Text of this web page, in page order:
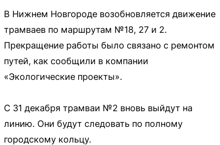
В Нижнем Новгороде возобновляется движение
трамваев по маршрутам №18, 27 и 2.
Прекращение работы было связано с ремонтом
путей, как сообщили в компании
«Экологические проекты».
С 31 декабря трамваи №2 вновь выйдут на
линию. Они будут следовать по полному
городскому кольцу.